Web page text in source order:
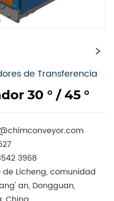
de Transferencia
30 ° / 45 °
3968
de Licheng, comunidad
an, Dongguan,